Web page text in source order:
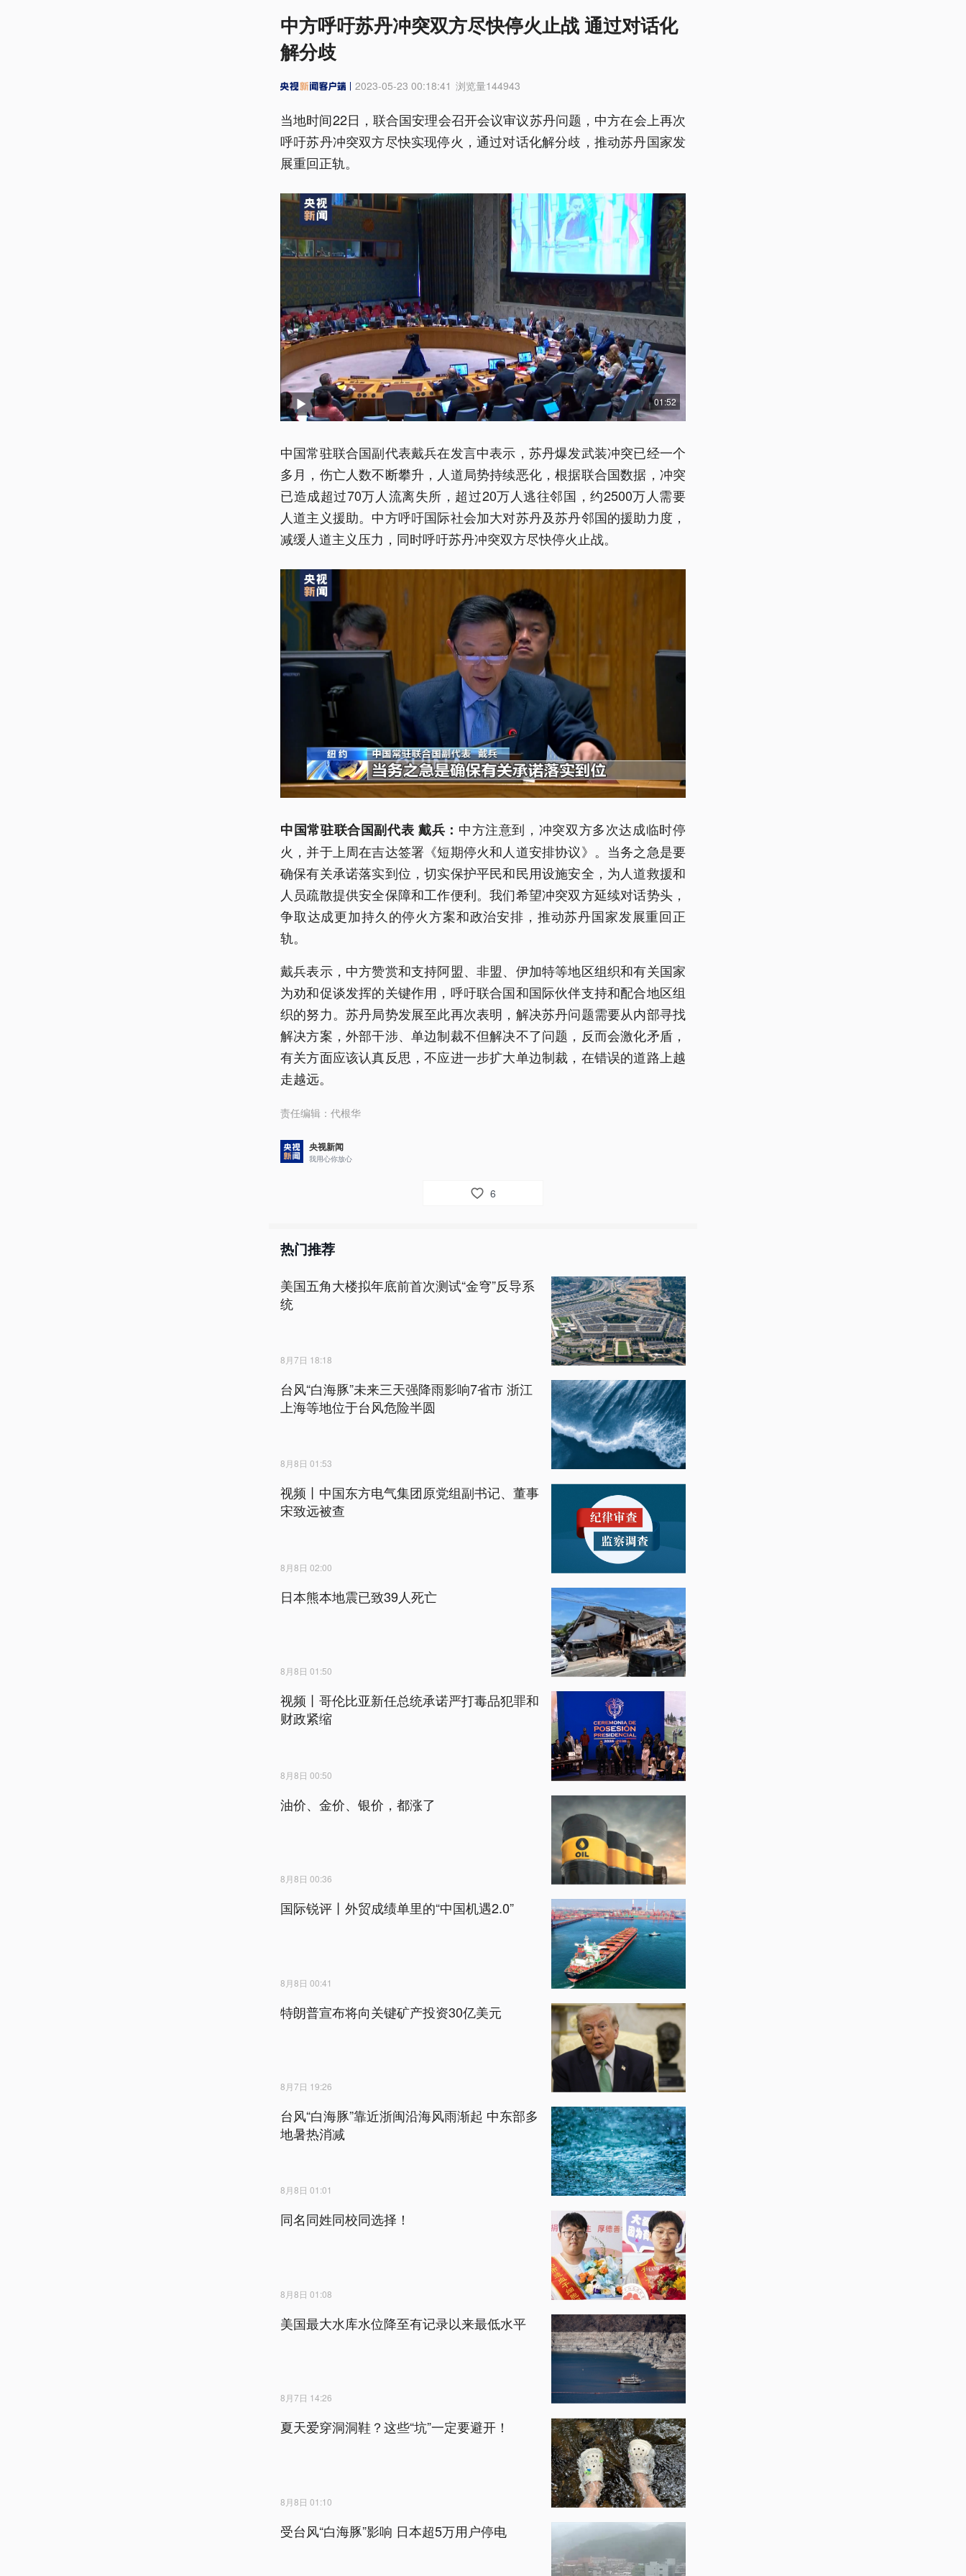
中方呼吁苏丹冲突双方尽快停火止战 通过对话化
解分歧
2023-05-23 00:18:41 浏览量144943
当地时间22日，联合国安理会召开会议审议苏丹问题，中方在会上再次
呼吁苏丹冲突双方尽快实现停火，通过对话化解分歧，推动苏丹国家发
展重回正轨。
01:52
中国常驻联合国副代表戴兵在发言中表示，苏丹爆发武装冲突已经一个
多月，伤亡人数不断攀升，人道局势持续恶化，根据联合国数据，冲突
已造成超过70万人流离失所，超过20万人逃往邻国，约2500万人需要
人道主义援助。中方呼吁国际社会加大对苏丹及苏丹邻国的援助力度，
减缓人道主义压力，同时呼吁苏丹冲突双方尽快停火止战。
中国常驻联合国副代表 戴兵： 中方注意到，冲突双方多次达成临时停
火，并于上周在吉达签署《短期停火和人道安排协议》。当务之急是要
确保有关承诺落实到位，切实保护平民和民用设施安全，为人道救援和
人员疏散提供安全保障和工作便利。我们希望冲突双方延续对话势头，
争取达成更加持久的停火方案和政治安排，推动苏丹国家发展重回正
轨。
戴兵表示，中方赞赏和支持阿盟、非盟、伊加特等地区组织和有关国家
为劝和促谈发挥的关键作用，呼吁联合国和国际伙伴支持和配合地区组
织的努力。苏丹局势发展至此再次表明，解决苏丹问题需要从内部寻找
解决方案，外部干涉、单边制裁不但解决不了问题，反而会激化矛盾，
有关方面应该认真反思，不应进一步扩大单边制裁，在错误的道路上越
走越远。
责任编辑： 代根华
央视新闻
我用心你放心
6
热门推荐
美国五角大楼拟年底前首次测试“金穹”反导系
统
8月7日 18:18
台风“白海豚”未来三天强降雨影响7省市 浙江
上海等地位于台风危险半圆
8月8日 01:53
视频丨中国东方电气集团原党组副书记、董事
宋致远被查
8月8日 02:00
日本熊本地震已致39人死亡
8月8日 01:50
视频丨哥伦比亚新任总统承诺严打毒品犯罪和
财政紧缩
8月8日 00:50
油价、金价、银价，都涨了
8月8日 00:36
国际锐评丨外贸成绩单里的“中国机遇2.0”
8月8日 00:41
特朗普宣布将向关键矿产投资30亿美元
8月7日 19:26
台风“白海豚”靠近浙闽沿海风雨渐起 中东部多
地暑热消减
8月8日 01:01
同名同姓同校同选择！
8月8日 01:08
美国最大水库水位降至有记录以来最低水平
8月7日 14:26
夏天爱穿洞洞鞋？这些“坑”一定要避开！
8月8日 01:10
受台风“白海豚”影响 日本超5万用户停电